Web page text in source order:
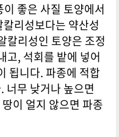
좋은 사질 토양에서
리성보다는 약산성
칼리성인 토양은 조정
고, 석회를 밭에 넣어
됩니다. 파종에 적합
너무 낮거나 높으면
이 얼지 않으면 파종